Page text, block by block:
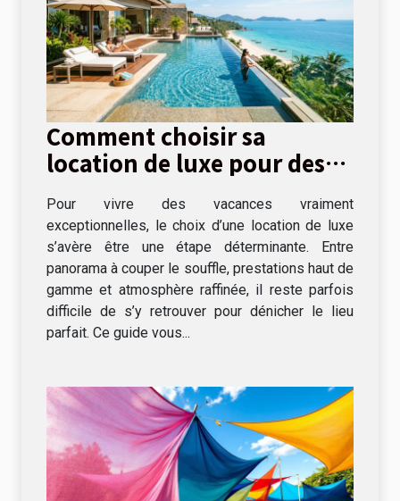
Comment choisir sa
location de luxe pour des
Pour vivre des vacances vraiment
exceptionnelles, le choix d’une location de luxe
s’avère être une étape déterminante. Entre
panorama à couper le souffle, prestations haut de
gamme et atmosphère raffinée, il reste parfois
difficile de s’y retrouver pour dénicher le lieu
parfait. Ce guide vous...